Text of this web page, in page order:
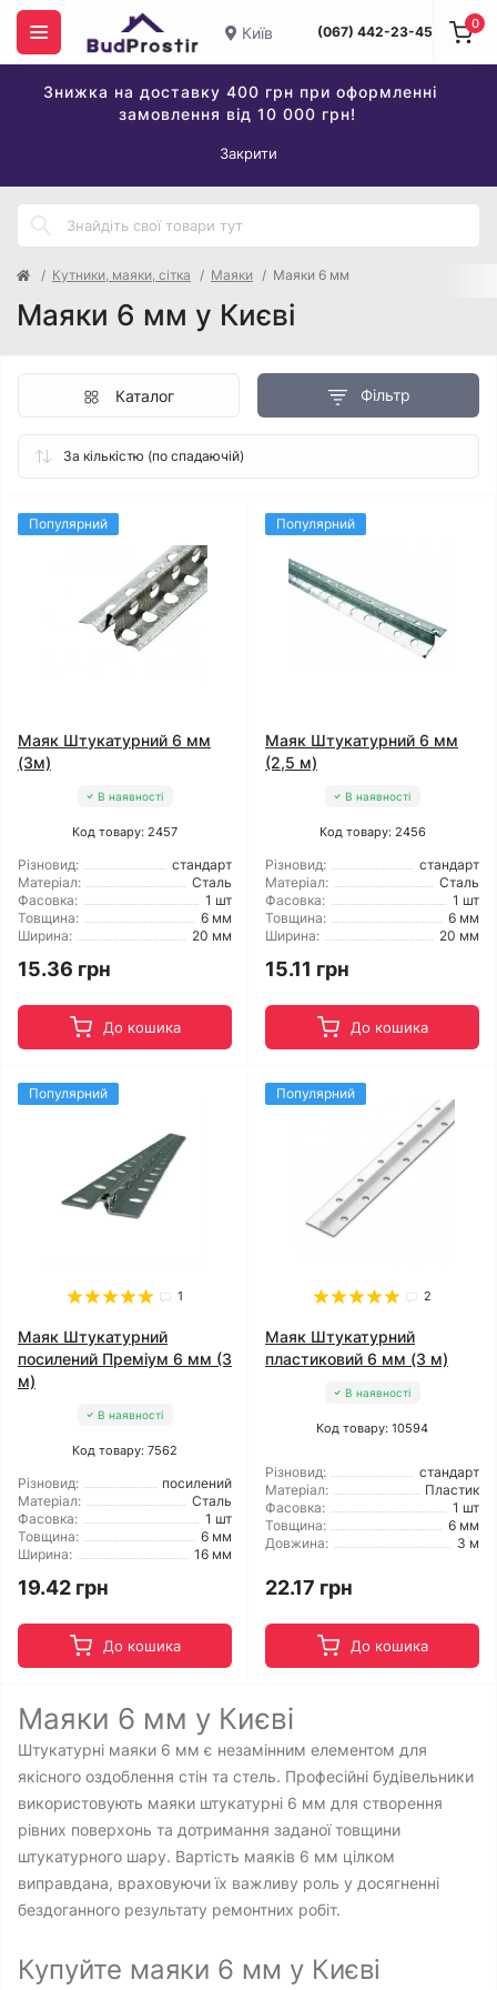
Київ (067) 442-23-45
Знижка на доставку 400 грн при оформленні
замовлення від 10 000 грн!
Закрити
0
Кутники, маяки, сітка Маяки Маяки 6 мм
Маяки 6 мм у Києві
Фільтр
Каталог
Популярний
Маяк Штукатурний 6 мм
(3м)
В наявності
Код товару: 2457
Різновид:
стандарт
Матеріал:
Сталь
Фасовка:
1 шт
Товщина:
6 мм
Ширина:
20 мм
15.36 грн
До кошика
Популярний
Маяк Штукатурний 6 мм
(2,5 м)
В наявності
Код товару: 2456
Різновид:
стандарт
Матеріал:
Сталь
Фасовка:
1 шт
Товщина:
6 мм
Ширина:
20 мм
15.11 грн
До кошика
Популярний
1
Маяк Штукатурний
посилений Преміум 6 мм (3
м)
В наявності
Код товару: 7562
Різновид:
посилений
Матеріал:
Сталь
Фасовка:
1 шт
Товщина:
6 мм
Ширина:
16 мм
19.42 грн
До кошика
Популярний
2
Маяк Штукатурний
пластиковий 6 мм (3 м)
В наявності
Код товару: 10594
Різновид:
стандарт
Матеріал:
Пластик
Фасовка:
1 шт
Товщина:
6 мм
Довжина:
3 м
22.17 грн
До кошика
Маяки 6 мм у Києві
Штукатурні маяки 6 мм є незамінним елементом для
якісного оздоблення стін та стель. Професійні будівельники
використовують маяки штукатурні 6 мм для створення
рівних поверхонь та дотримання заданої товщини
штукатурного шару. Вартість маяків 6 мм цілком
виправдана, враховуючи їх важливу роль у досягненні
бездоганного результату ремонтних робіт.
Купуйте маяки 6 мм у Києві